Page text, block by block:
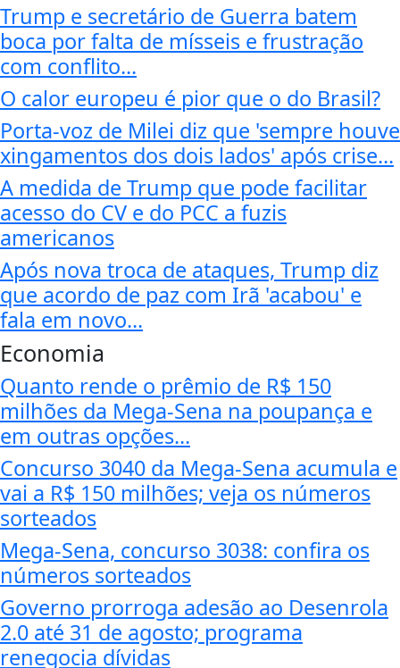
Trump e secretário de Guerra batem
boca por falta de mísseis e frustração
com conflito...
O calor europeu é pior que o do Brasil?
Porta-voz de Milei diz que 'sempre houve
xingamentos dos dois lados' após crise...
A medida de Trump que pode facilitar
acesso do CV e do PCC a fuzis
americanos
Após nova troca de ataques, Trump diz
que acordo de paz com Irã 'acabou' e
fala em novo...
Economia
Quanto rende o prêmio de R$ 150
milhões da Mega-Sena na poupança e
em outras opções...
Concurso 3040 da Mega-Sena acumula e
vai a R$ 150 milhões; veja os números
sorteados
Mega-Sena, concurso 3038: confira os
números sorteados
Governo prorroga adesão ao Desenrola
2.0 até 31 de agosto; programa
renegocia dívidas